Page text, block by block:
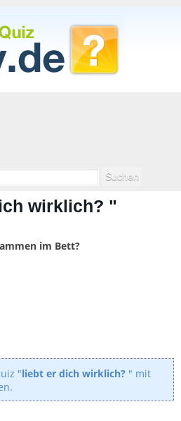
wirklich? "
im Bett?
"liebt er dich wirklich? " mit